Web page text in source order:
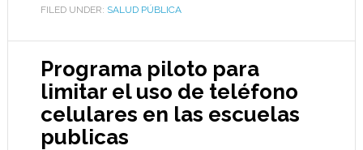
FILED UNDER: SALUD PÚBLICA
Programa piloto para
limitar el uso de teléfono
celulares en las escuelas
publicas